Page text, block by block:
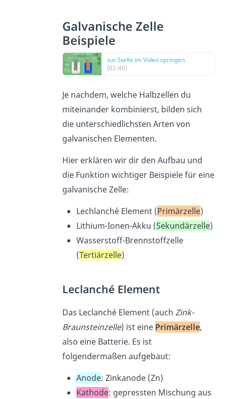
Galvanische Zelle
Beispiele
zur Stelle im Video springen
(02:40)
Je nachdem, welche Halbzellen du
miteinander kombinierst, bilden sich
die unterschiedlichsten Arten von
galvanischen Elementen.
Hier erklären wir dir den Aufbau und
die Funktion wichtiger Beispiele für eine
galvanische Zelle:
Lechlanché Element (Primärzelle)
Lithium-Ionen-Akku (Sekundärzelle)
Wasserstoff-Brennstoffzelle
(Tertiärzelle)
Leclanché Element
Das Leclanché Element (auch Zink-
Braunsteinzelle) ist eine Primärzelle,
also eine Batterie. Es ist
folgendermaßen aufgebaut:
Anode: Zinkanode (Zn)
Kathode: gepressten Mischung aus